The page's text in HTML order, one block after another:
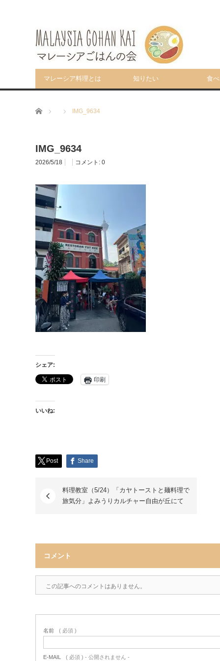
マレーシア料理とは 知りたい 食
ホーム IMG_9634
IMG_9634
2026/5/18 コメント: 0
シェア:
印刷
いいね:
Post Share
料理教室（5/24）「カヤトーストと麺料理で
旅気分」よみうりカルチャー自由が丘にて
コメント
この記事へのコメントはありません。
名前 ( 必須 )
E-MAIL ( 必須 ) - 公開されません -